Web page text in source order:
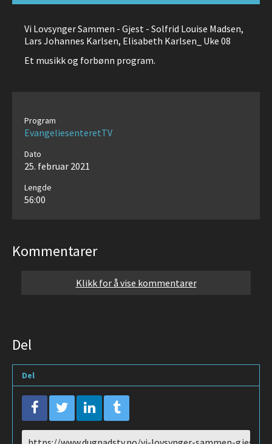
Vi Lovsynger Sammen - Gjest - Solfrid Louise Madsen,
Lars Johannes Karlsen, Elisabeth Karlsen_ Uke 08
Et musikk og forbønn program.
Program
EvangeliesenteretTV
Dato
25. februar 2021
Lengde
56:00
Kommentarer
Klikk for å vise kommentarer
Del
Del
URL